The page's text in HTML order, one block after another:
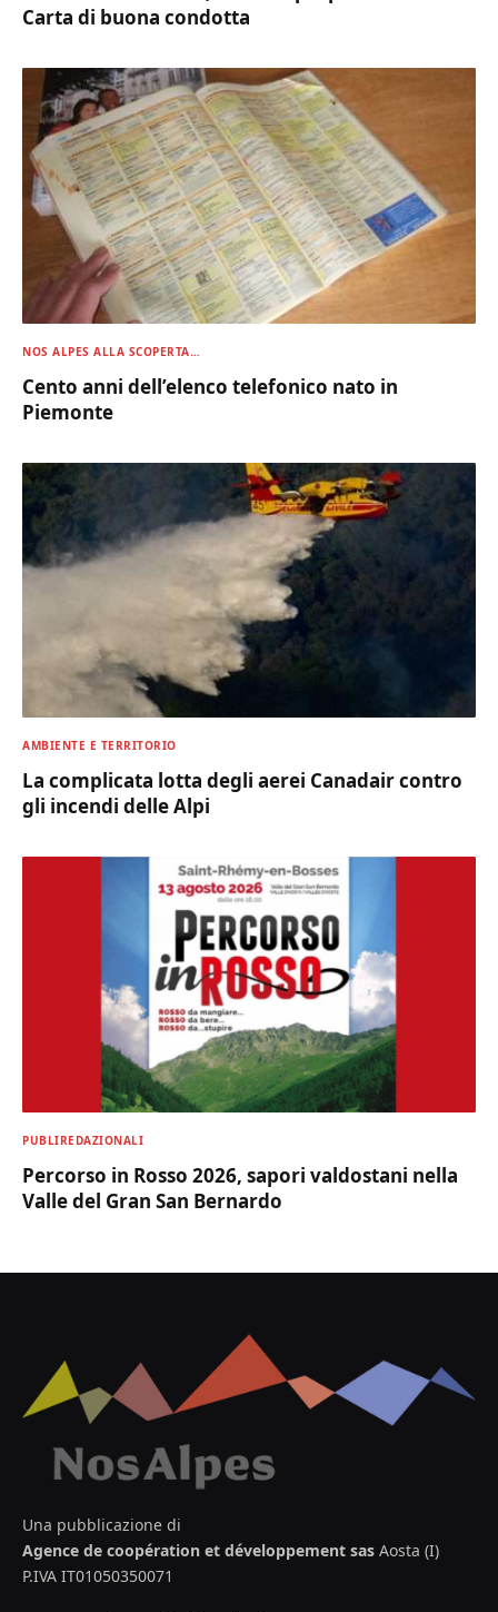
Carta di buona condotta
NOS ALPES ALLA SCOPERTA…
Cento anni dell’elenco telefonico nato in
Piemonte
AMBIENTE E TERRITORIO
La complicata lotta degli aerei Canadair contro
gli incendi delle Alpi
PUBLIREDAZIONALI
Percorso in Rosso 2026, sapori valdostani nella
Valle del Gran San Bernardo
Una pubblicazione di
Agence de coopération et développement sas Aosta (I)
P.IVA IT01050350071